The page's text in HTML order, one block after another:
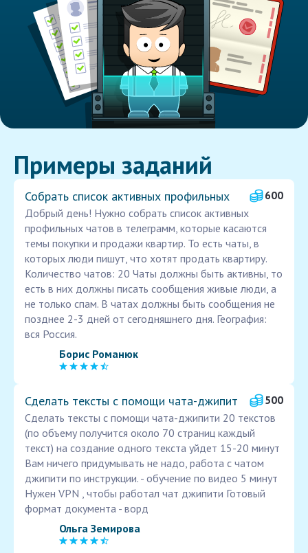
Примеры заданий
Собрать список активных профильных
600
Добрый день! Нужно собрать список активных
профильных чатов в телеграмм, которые касаются
темы покупки и продажи квартир. То есть чаты, в
которых люди пишут, что хотят продать квартиру.
Количество чатов: 20 Чаты должны быть активны, то
есть в них должны писать сообщения живые люди, а
не только спам. В чатах должны быть сообщения не
позднее 2-3 дней от сегодняшнего дня. География:
вся Россия.
Борис Романюк
Сделать тексты с помощи чата-джипит
500
Сделать тексты с помощи чата-джипити 20 текстов
(по объему получится около 70 страниц каждый
текст) на создание одного текста уйдет 15-20 минут
Вам ничего придумывать не надо, работа с чатом
джипити по инструкции. - обучение по видео 5 минут
Нужен VPN , чтобы работал чат джипити Готовый
формат документа - ворд
Ольга Земирова